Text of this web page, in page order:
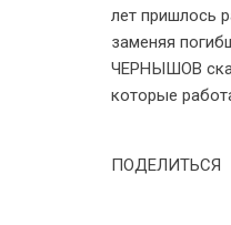
лет пришлось
заменяя
ЧЕРНЫШОВ
которые
ПОДЕЛИТЬСЯ